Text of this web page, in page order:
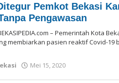
Pemkot Bekasi
Pengawasan
– Pemerintah Kota
membiarkan pasien reaktif Covid-19
Mei 15, 2020